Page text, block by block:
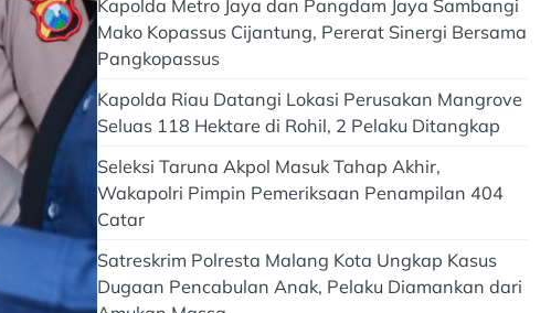
Kapolda Metro Jaya dan Pangdam Jaya Sambangi
Mako Kopassus Cijantung, Pererat Sinergi Bersama
Pangkopassus
Kapolda Riau Datangi Lokasi Perusakan Mangrove
Seluas 118 Hektare di Rohil, 2 Pelaku Ditangkap
Seleksi Taruna Akpol Masuk Tahap Akhir,
Wakapolri Pimpin Pemeriksaan Penampilan 404
Catar
Satreskrim Polresta Malang Kota Ungkap Kasus
Dugaan Pencabulan Anak, Pelaku Diamankan dari